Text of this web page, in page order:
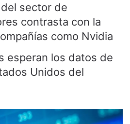
sector de
contrasta con la
como Nvidia
esperan los datos de
Unidos del